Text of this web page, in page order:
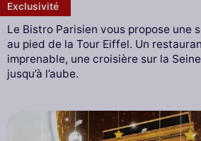
Exclusivité
Le Bistro Parisien vous propose une
au pied de la Tour Eiffel. Un
imprenable, une croisière sur la
jusqu’à l’aube.